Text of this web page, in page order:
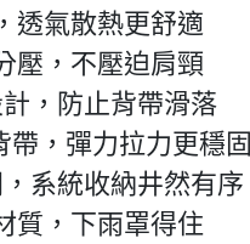
透氣散熱更舒適
壓，不壓迫肩頸
計，防止背帶滑落
帶，彈力拉力更穩固
系統收納井然有序
質，下雨罩得住